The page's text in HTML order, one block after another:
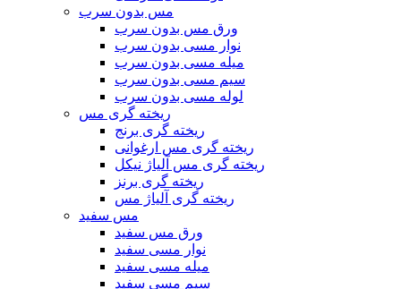
مس بدون سرب
ورق مس بدون سرب
نوار مسی بدون سرب
میله مسی بدون سرب
سیم مسی بدون سرب
لوله مسی بدون سرب
ریخته گری مس
ریخته گری برنج
ریخته گری مس ارغوانی
ریخته گری مس آلیاژ نیکل
ریخته گری برنز
ریخته گری آلیاژ مس
مس سفید
ورق مس سفید
نوار مسی سفید
میله مسی سفید
سیم مسی سفید